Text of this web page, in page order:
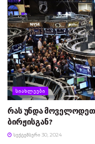
ᲡᲘᲐᲮᲚᲔᲔᲑᲘ
რას უნდა
ბირჟისგან?
ᲡᲔᲥᲢᲔᲛᲑᲔᲠᲘ 30, 2024